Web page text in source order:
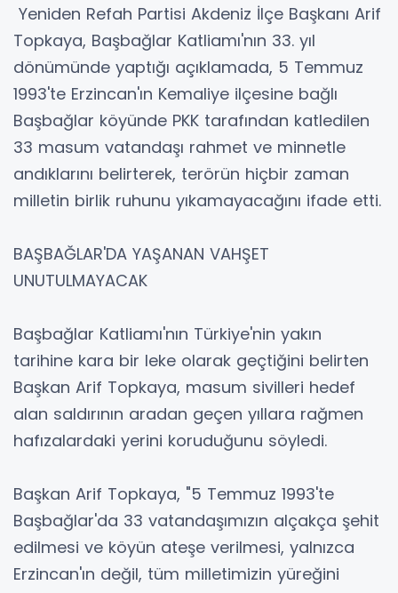
Yeniden Refah Partisi Akdeniz İlçe Başkanı Arif
Topkaya, Başbağlar Katliamı'nın 33. yıl
dönümünde yaptığı açıklamada, 5 Temmuz
1993'te Erzincan'ın Kemaliye ilçesine bağlı
Başbağlar köyünde PKK tarafından katledilen
33 masum vatandaşı rahmet ve minnetle
andıklarını belirterek, terörün hiçbir zaman
milletin birlik ruhunu yıkamayacağını ifade etti.
BAŞBAĞLAR'DA YAŞANAN VAHŞET
UNUTULMAYACAK
Başbağlar Katliamı'nın Türkiye'nin yakın
tarihine kara bir leke olarak geçtiğini belirten
Başkan Arif Topkaya, masum sivilleri hedef
alan saldırının aradan geçen yıllara rağmen
hafızalardaki yerini koruduğunu söyledi.
Başkan Arif Topkaya, "5 Temmuz 1993'te
Başbağlar'da 33 vatandaşımızın alçakça şehit
edilmesi ve köyün ateşe verilmesi, yalnızca
Erzincan'ın değil, tüm milletimizin yüreğini